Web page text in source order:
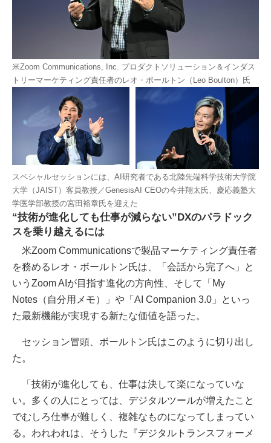
米Zoom Communications, Inc. プロダクトソリューション＆インダス
トリーマーケティング責任者のレオ・ボールトン（Leo Boulton）氏
スペシャルセッションには、AI研究者である北陸先端科学技術大学院
大学（JAIST）客員教授／GenesisAI CEOの今井翔太氏、慶応義塾大
学医学部教授の宮田裕章氏を迎えた
“技術が進化しても仕事が減らない”DXのパラドック
スを乗り越えるには
米Zoom Communicationsで製品マーケティング責任者
を務めるレオ・ボールトン氏は、「会話から完了へ」と
いうZoom AIが目指す進化の方向性、そして「My
Notes（自分用メモ）」や「AI Companion 3.0」といっ
た最新機能が実現する新たな価値を語った。
セッション冒頭、ボールトン氏はこのように切り出し
た。
「技術が進化しても、仕事は決して楽になっていな
い。多くの人にとっては、デジタルツールが増えたこと
でむしろ仕事が難しく、複雑なものになってしまってい
る。われわれは、そうした『デジタルトランスフォーメ